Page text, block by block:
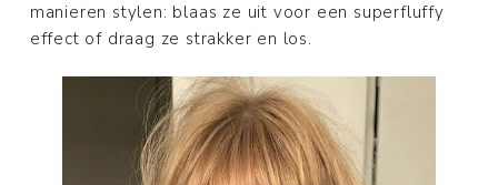
manieren stylen: blaas ze uit voor een superfluffy
effect of draag ze strakker en los.